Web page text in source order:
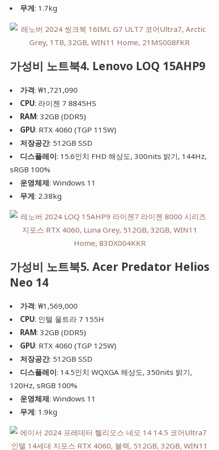
무게: 1.7kg
가성비 노트북4. Lenovo LOQ 15AHP9
가격: ₩1,721,090
CPU: 라이젠 7 8845HS
RAM: 32GB (DDR5)
GPU: RTX 4060 (TGP 115W)
저장공간: 512GB SSD
디스플레이: 15.6인치 FHD 해상도, 300nits 밝기, 144Hz,
sRGB 100%
운영체제: Windows 11
무게: 2.38kg
가성비 노트북5. Acer Predator Helios
Neo 14
가격: ₩1,569,000
CPU: 인텔 울트라 7 155H
RAM: 32GB (DDR5)
GPU: RTX 4060 (TGP 125W)
저장공간: 512GB SSD
디스플레이: 14.5인치 WQXGA 해상도, 350nits 밝기,
120Hz, sRGB 100%
운영체제: Windows 11
무게: 1.9kg